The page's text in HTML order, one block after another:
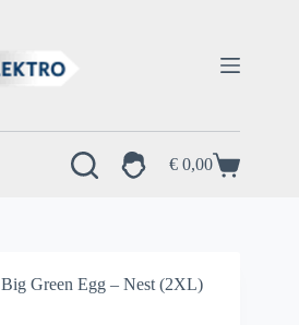
Winkelwagen
€ 0,00
Big Green Egg – Nest (2XL)